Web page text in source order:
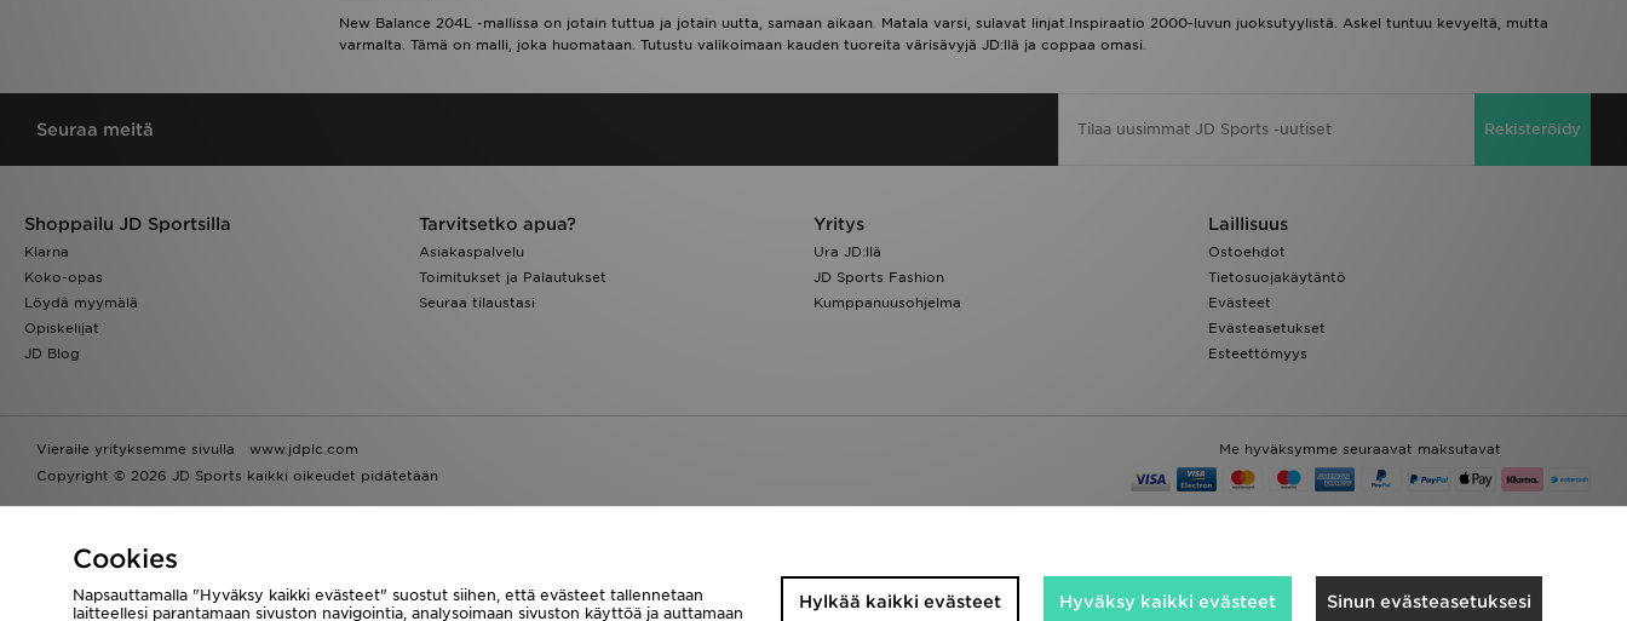
New Balance 204L -mallissa on jotain tuttua ja jotain uutta, samaan aikaan. Matala varsi, sulavat linjat.Inspiraatio 2000-luvun juoksutyylistä. Askel tuntuu kevyeltä, mutta
varmalta. Tämä on malli, joka huomataan. Tutustu valikoimaan kauden tuoreita värisävyjä JD:llä ja coppaa omasi.
Seuraa meitä Rekisteröidy
Shoppailu JD Sportsilla
Klarna
Koko-opas
Löydä myymälä
Opiskelijat
JD Blog
Tarvitsetko apua?
Asiakaspalvelu
Toimitukset ja Palautukset
Seuraa tilaustasi
Yritys
Ura JD:llä
JD Sports Fashion
Kumppanuusohjelma
Laillisuus
Ostoehdot
Tietosuojakäytäntö
Evästeet
Evästeasetukset
Esteettömyys
Me hyväksymme seuraavat maksutavat
Vieraile yrityksemme sivulla
www.jdplc.com
Copyright © 2026 JD Sports kaikki oikeudet pidätetään
Cookies
Napsauttamalla "Hyväksy kaikki evästeet" suostut siihen, että evästeet tallennetaan
laitteellesi parantamaan sivuston navigointia, analysoimaan sivuston käyttöä ja auttamaan
Sinun evästeasetuksesi
Hyväksy kaikki evästeet
Hylkää kaikki evästeet